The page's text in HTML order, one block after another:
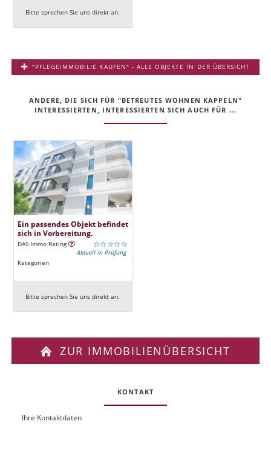
Bitte sprechen Sie uns direkt an.
"PFLEGEIMMOBILIE KAUFEN" - ALLE OBJEKTE IN DER ÜBERSICHT
ANDERE, DIE SICH FÜR "BETREUTES WOHNEN KAPPELN"
INTERESSIERTEN, INTERESSIERTEN SICH AUCH FÜR ...
Ein passendes Objekt befindet
sich in Vorbereitung.
DAS Immo Rating
Aktuell in Prüfung
Kategorien
Bitte sprechen Sie uns direkt an.
ZUR IMMOBILIENÜBERSICHT
KONTAKT
OUIhre Kontaktdaten